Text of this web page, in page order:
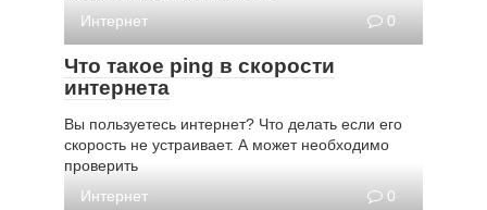
Интернет
0
Что такое ping в скорости
интернета
Вы пользуетесь интернет? Что делать если его
скорость не устраивает. А может необходимо
проверить
Интернет
0